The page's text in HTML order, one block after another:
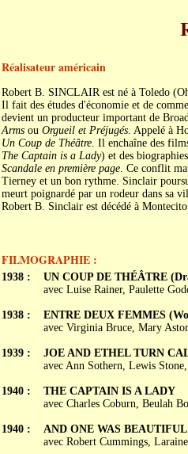
Réalisateur américain
Robert B. SINCLAIR est né à Toledo
Il fait des études d'économie et de
devient un producteur important de
Armsou Orgueil et Préjugés. Appelé à
Un Coup de Théâtre. Il enchaîne des
The Captain is a Lady) et des
Scandale en première page. Ce conflit
Tierney et un bon rythme. Sinclair
meurt poignardé par un rodeur dans sa
Robert B. Sinclair est décédé à
FILMOGRAPHIE :
1938 :
1938 :
1939 :
1940 :
1940 :
UN COUP DE THÉÂTRE
avec Luise Rainer, Paulette
ENTRE DEUX FEMMES
avec Virginia Bruce, Mary
JOE AND ETHEL TURN
avec Ann Sothern, Lewis
THE CAPTAIN IS A LADY
avec Charles Coburn, Beulah
AND ONE WAS BEAUTIFUL
avec Robert Cummings,